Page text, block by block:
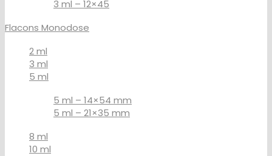
3 ml – 12×45
Flacons Monodose
2 ml
3 ml
5 ml
5 ml – 14×54 mm
5 ml – 21×35 mm
8 ml
10 ml